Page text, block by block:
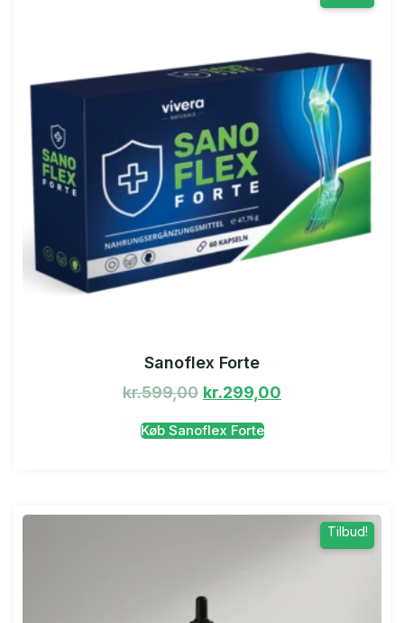
Sanoflex Forte
kr.599,00 kr.299,00
Køb Sanoflex Forte
Tilbud!